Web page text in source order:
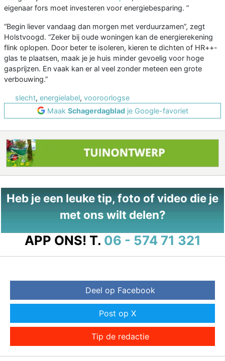
eigenaar fors moet investeren voor energiebesparing. ”
“Begin liever vandaag dan morgen met verduurzamen”, zegt
Holstvoogd. “Zeker bij oude woningen kan de energierekening
flink oplopen. Door beter te isoleren, kieren te dichten of HR++-
glas te plaatsen, maak je je huis minder gevoelig voor hoge
gasprijzen. En vaak kan er al veel zonder meteen een grote
verbouwing.”
slecht, energielabel, vooroorlogse
Maak Schagerdagbladje Google-favoriet
Heb je een leuke tip, foto of video die je
met ons wilt delen?
APP ONS! T. 06 - 574 71 321
Deel op Facebook
Post op X
Tip de redactie